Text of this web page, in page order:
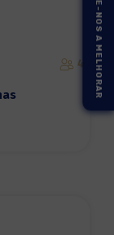
4 AJUDE-NOS A MELHORAR